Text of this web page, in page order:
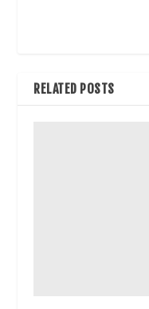
RELATED POSTS